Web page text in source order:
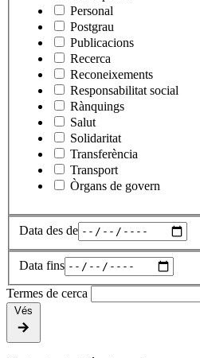
Personal
Postgrau
Publicacions
Recerca
Reconeixements
Responsabilitat social
Rànquings
Salut
Solidaritat
Transferència
Transport
Òrgans de govern
Data des de
Data fins
Termes de cerca
Vés